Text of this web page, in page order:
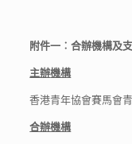
附件一︰合辦機構及
主辦機構
香港青年協會賽馬會
合辦機構